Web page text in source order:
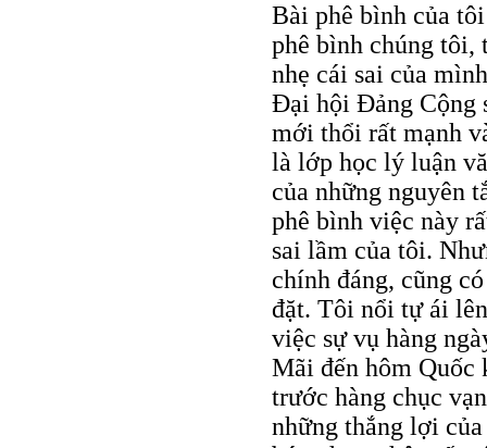
Bài phê bình của
phê bình chúng tôi,
nhẹ cái sai của
Đại hội Đảng Cộng
mới thổi rất mạnh
là lớp học lý luận
của những nguyên
phê bình việc này
sai lầm của tôi.
chính đáng, cũng
đặt. Tôi nổi tự ái
việc sự vụ hàng
Mãi đến hôm
trước hàng chục
những thắng lợi